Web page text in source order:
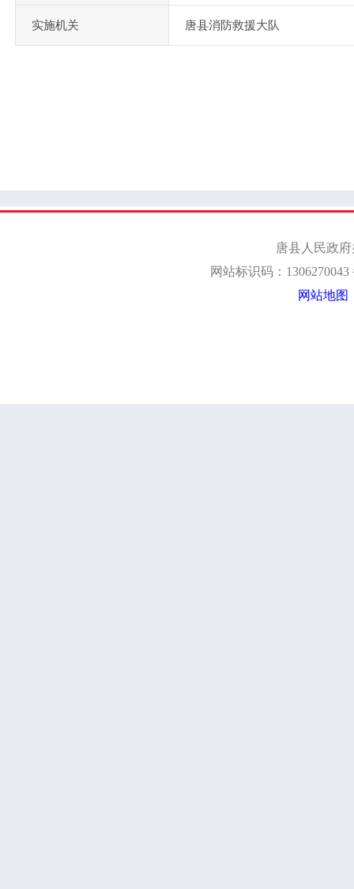
实施机关 唐县消防救援大队